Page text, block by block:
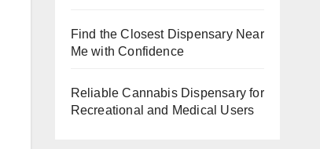
Find the Closest Dispensary Near
Me with Confidence
Reliable Cannabis Dispensary for
Recreational and Medical Users